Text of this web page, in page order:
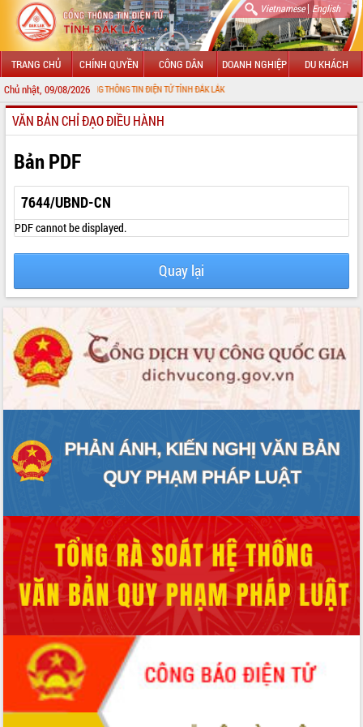
Vietnamese| English
TRANG CHỦ CHÍNH QUYỀN CÔNG DÂN DOANH NGHIỆP DU KHÁCH
Chủ nhật, 09/08/2026
ĐẾN VỚI CỔNG THÔNG TIN ĐIỆN TỬ TỈNH ĐẮK LẮK
GIỚI THIỆU
LÃNH ĐẠO UBND TỈNH
TIN TỨC SỰ KIỆN
SỞ, BAN, NGÀNH
UBND CÁC XÃ, PHƯỜNG
THÔNG TIN CHỈ ĐẠO ĐIỀU HÀNH
VĂN BẢN HĐND TỈNH
ĐIỂM TIN VĂN BẢN
VĂN BẢN CHỈ ĐẠO ĐIỀU HÀNH
Bản PDF
7644/UBND-CN
PDF cannot be displayed.
Quay lại